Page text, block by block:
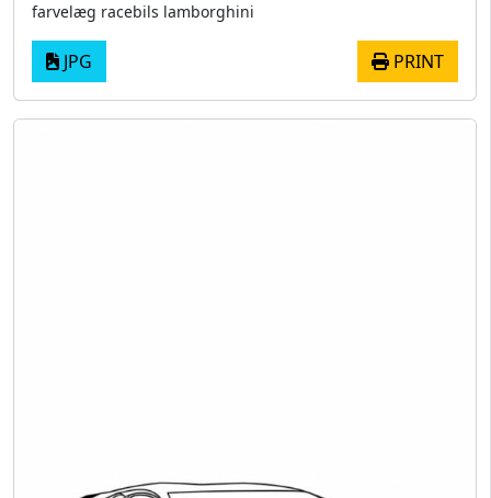
farvelæg racebils lamborghini
JPG PRINT